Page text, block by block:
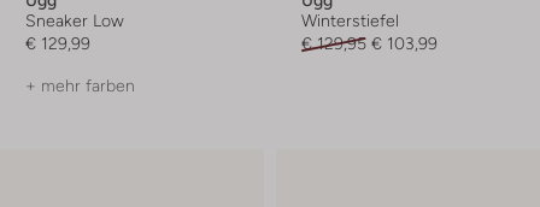
Sneaker Low
€ 129,99
+ mehr farben
Winterstiefel
€ 129,95 € 103,99